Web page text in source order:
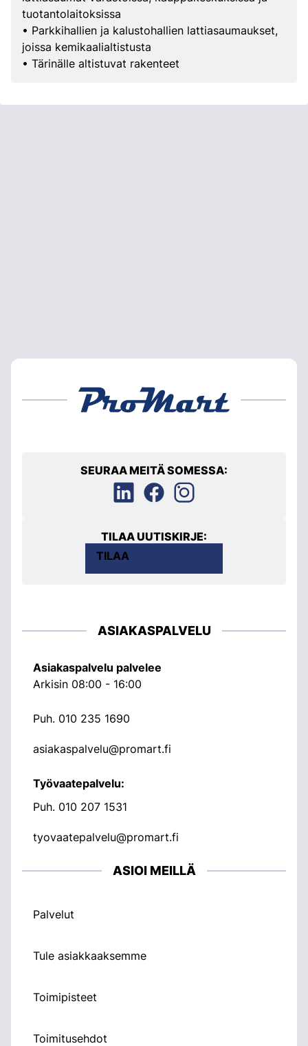
tuotantolaitoksissa
• Parkkihallien ja kalustohallien lattiasaumaukset,
joissa kemikaalialtistusta
• Tärinälle altistuvat rakenteet
SEURAA MEITÄ SOMESSA:
TILAA UUTISKIRJE:
TILAA
ASIAKASPALVELU
Asiakaspalvelu palvelee
Arkisin 08:00 - 16:00
Puh. 010 235 1690
asiakaspalvelu@promart.fi
Työvaatepalvelu:
Puh. 010 207 1531
tyovaatepalvelu@promart.fi
ASIOI MEILLÄ
Palvelut
Tule asiakkaaksemme
Toimipisteet
Toimitusehdot